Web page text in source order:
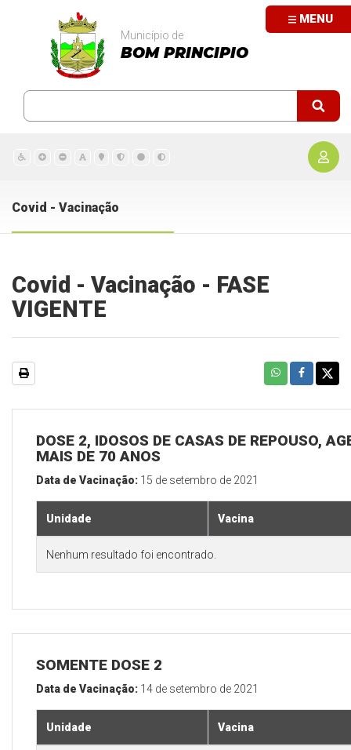
MENU
Município de
BOM PRINCIPIO
Covid - Vacinação
Covid - Vacinação - FASE
VIGENTE
DOSE 2, IDOSOS DE CASAS DE REPOUSO,
MAIS DE 70 ANOS
Data de Vacinação: 15 de setembro de 2021
Unidade Vacina
Nenhum resultado foi encontrado.
SOMENTE DOSE 2
Data de Vacinação: 14 de setembro de 2021
Unidade Vacina